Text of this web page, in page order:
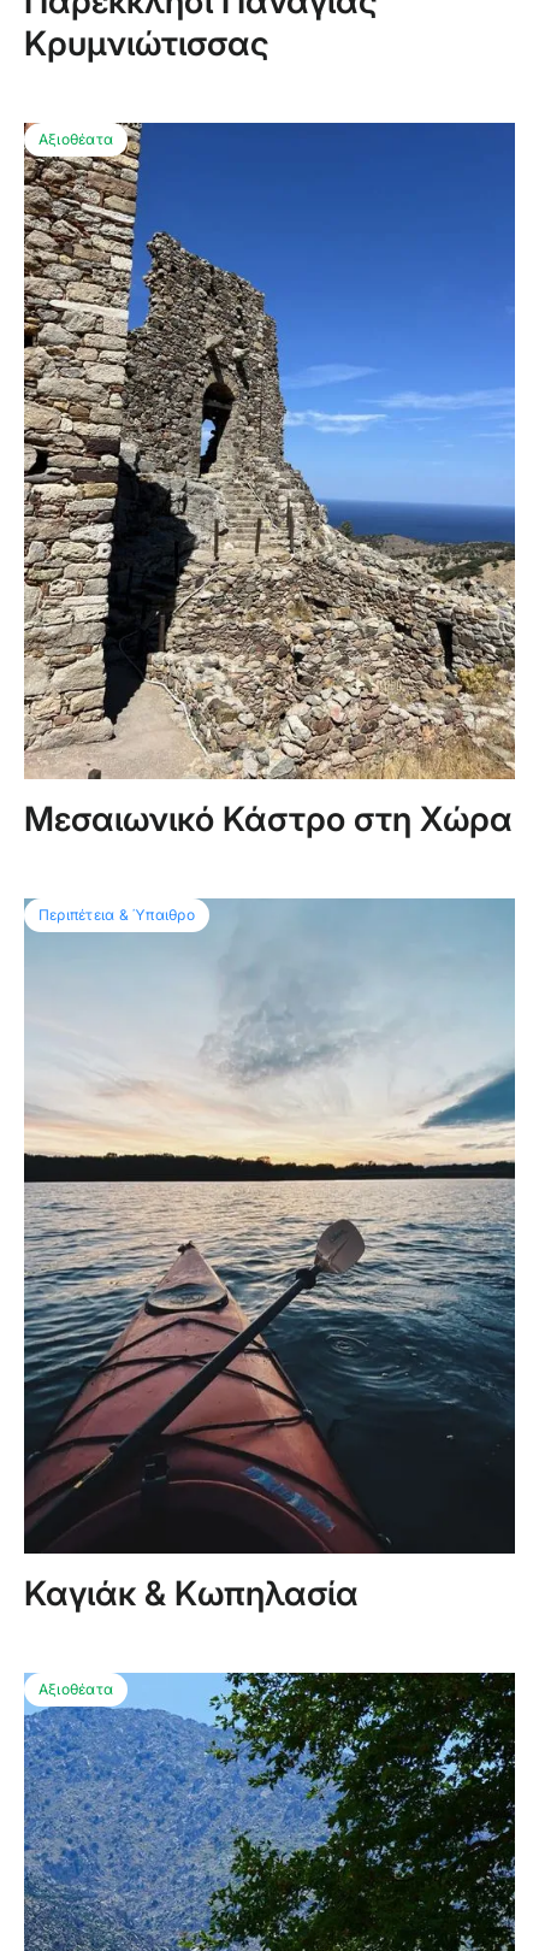
Κρυμνιώτισσας
Αξιοθέατα
Μεσαιωνικό Κάστρο στη Χώρα
Περιπέτεια & Ύπαιθρο
Καγιάκ & Κωπηλασία
Αξιοθέατα